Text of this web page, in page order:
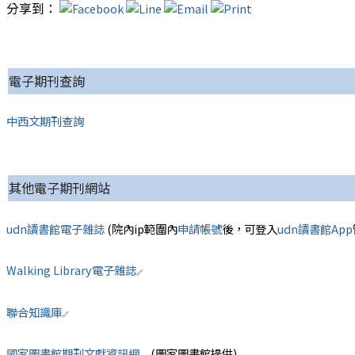
分享到：
電子期刊查詢
中西文期刊查詢
其他電子期刊網站
udn讀書館電子雜誌(院內ip範圍內申請帳號後，可登入udn讀書館App
Walking Library電子雜誌🔗
聯合知識庫🔗